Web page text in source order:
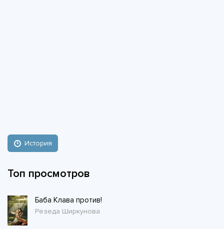
История
Топ просмотров
Баба Клава против!
Резеда Ширкунова